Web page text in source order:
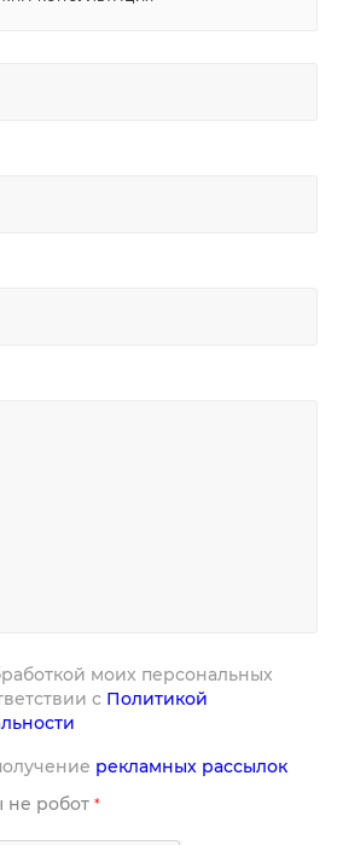
моих персональных
с Политикой
рекламных рассылок
не робот *